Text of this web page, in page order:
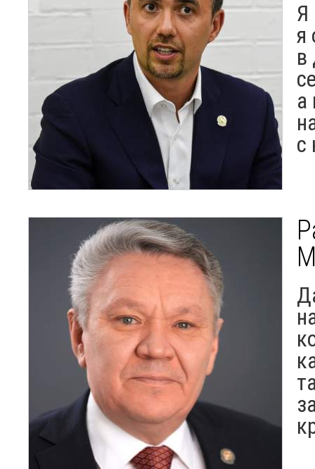
Я
я
в
а
с